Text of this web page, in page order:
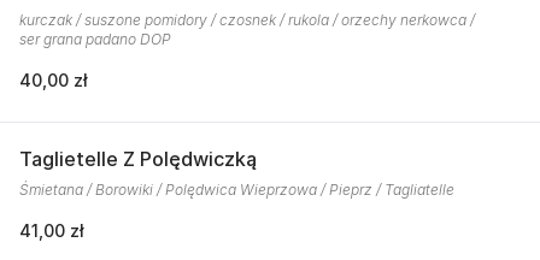
kurczak / suszone pomidory / czosnek / rukola / orzechy nerkowca /
ser grana padano DOP
40,00 zł
Taglietelle Z Polędwiczką
Śmietana / Borowiki / Polędwica Wieprzowa / Pieprz / Tagliatelle
41,00 zł